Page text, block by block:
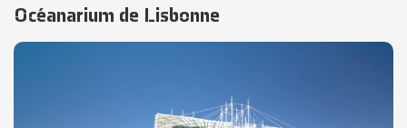
Océanarium de Lisbonne